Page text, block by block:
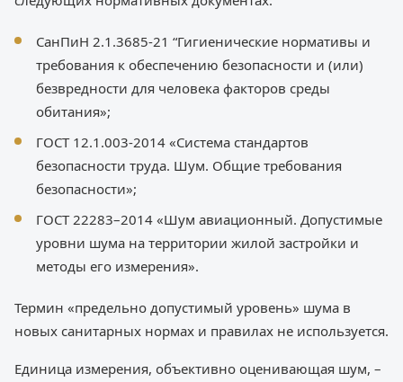
СанПиН 2.1.3685-21 “Гигиенические нормативы и
требования к обеспечению безопасности и (или)
безвредности для человека факторов среды
обитания»;
ГОСТ 12.1.003-2014 «Система стандартов
безопасности труда. Шум. Общие требования
безопасности»;
ГОСТ 22283–2014 «Шум авиационный. Допустимые
уровни шума на территории жилой застройки и
методы его измерения».
Термин «предельно допустимый уровень» шума в
новых санитарных нормах и правилах не используется.
Единица измерения, объективно оценивающая шум, –